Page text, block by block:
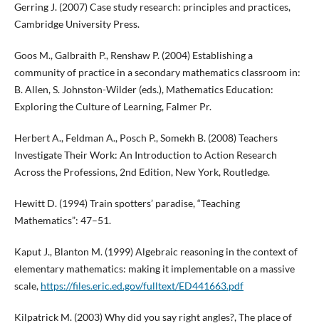
Gerring J. (2007) Case study research: principles and practices,
Cambridge University Press.
Goos M., Galbraith P., Renshaw P. (2004) Establishing a
community of practice in a secondary mathematics classroom in:
B. Allen, S. Johnston-Wilder (eds.), Mathematics Education:
Exploring the Culture of Learning, Falmer Pr.
Herbert A., Feldman A., Posch P., Somekh B. (2008) Teachers
Investigate Their Work: An Introduction to Action Research
Across the Professions, 2nd Edition, New York, Routledge.
Hewitt D. (1994) Train spotters’ paradise, “Teaching
Mathematics”: 47–51.
Kaput J., Blanton M. (1999) Algebraic reasoning in the context of
elementary mathematics: making it implementable on a massive
scale, https://files.eric.ed.gov/fulltext/ED441663.pdf
Kilpatrick M. (2003) Why did you say right angles?, The place of